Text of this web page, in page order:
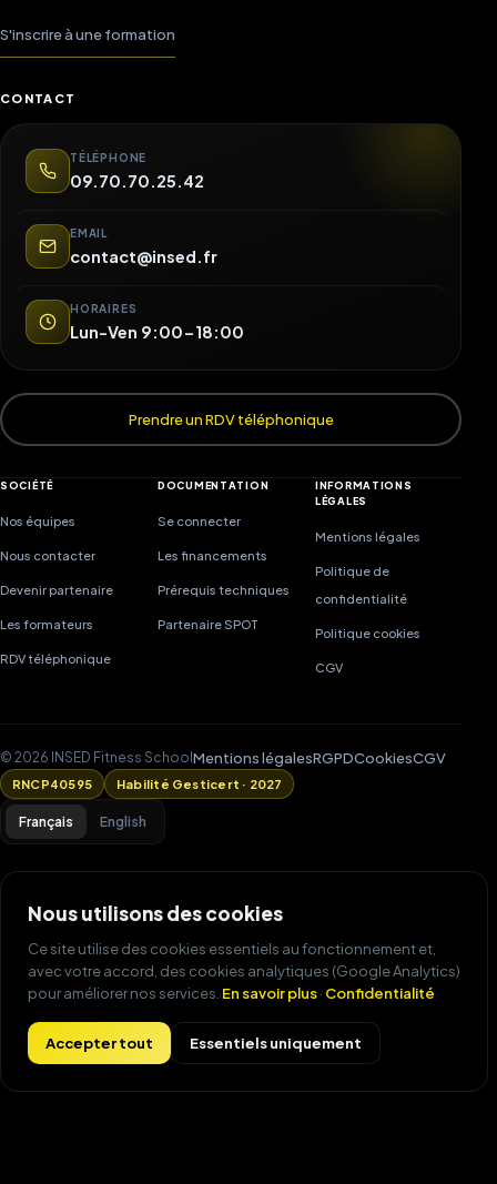
S'inscrire à une formation
CONTACT
TÉLÉPHONE
09.70.70.25.42
EMAIL
contact@insed.fr
HORAIRES
Lun-Ven 9:00-18:00
Prendre un RDV téléphonique
SOCIÉTÉ
Nos équipes
Nous contacter
Devenir partenaire
Les formateurs
RDV téléphonique
DOCUMENTATION
Se connecter
Les financements
Prérequis techniques
Partenaire SPOT
INFORMATIONS
LÉGALES
Mentions légales
Politique de
confidentialité
Politique cookies
CGV
© 2026 INSED Fitness School Mentions légalesRGPDCookiesCGV
RNCP40595 Habilité Gesticert · 2027
Français English
Nous utilisons des cookies
Ce site utilise des cookies essentiels au fonctionnement et,
avec votre accord, des cookies analytiques (Google Analytics)
pour améliorer nos services. En savoir plus· Confidentialité
Accepter tout Essentiels uniquement
commence aujourd'hui !